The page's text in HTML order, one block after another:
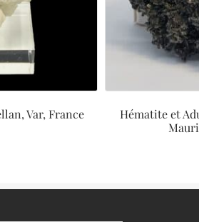
Var, France
Hématite et